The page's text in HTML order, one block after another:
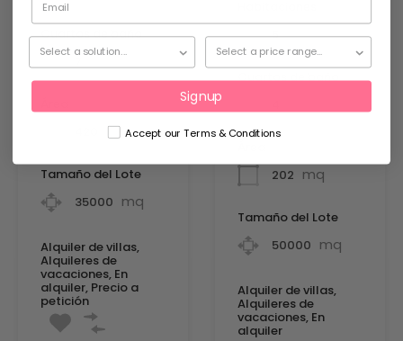
Cuartos de baño
mq
Tamaño del Lote
35000 mq
Alquiler de villas,
Alquileres de
vacaciones, En
alquiler, Precio a
petición
5
Cuartos de baño
202 mq
Tamaño del Lote
50000 mq
Alquiler de villas,
Alquileres de
vacaciones, En
alquiler
Signup
Accept our Terms & Conditions